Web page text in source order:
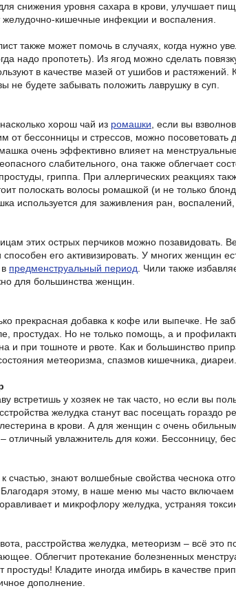
снижения уровня сахара в крови, улучшает
кишечные инфекции и воспаления.
также может помочь в случаях, когда нужно
надо пропотеть). Из ягод можно сделать
в качестве мазей от ушибов и
не будете забывать положить лаврушку в суп.
хорош чай из ромашки , если вы
от бессонницы и стрессов, можно
очень эффективно влияет на
слабительного, она также облегчает
гриппа. При аллергических реакциях
полоскать волосы ромашкой (и не только
используется для заживления ран,
этих острых перчиков можно позавидовать.
способен его активизировать. У многих женщин
предменструальный период . Чили также
для большинства женщин.
прекрасная добавка к кофе или выпечке. Не
простудах. Но не только помощь, а и
и при тошноте и рвоте. Как и большинство
метеоризма, спазмов кишечника,
встретишь у хозяек не так часто, но если вы
желудка станут вас посещать гораздо
в крови. А для женщин с очень
отличный увлажнитель для кожи. Бессонницу,
к счастью, знают волшебные свойства чеснока
этому, в наше меню мы часто включаем
и микрофлору желудка, устраняя
расстройства желудка, метеоризм – всё это
Облегчит протекание болезненных
простуды! Кладите иногда имбирь в качестве
дополнение.